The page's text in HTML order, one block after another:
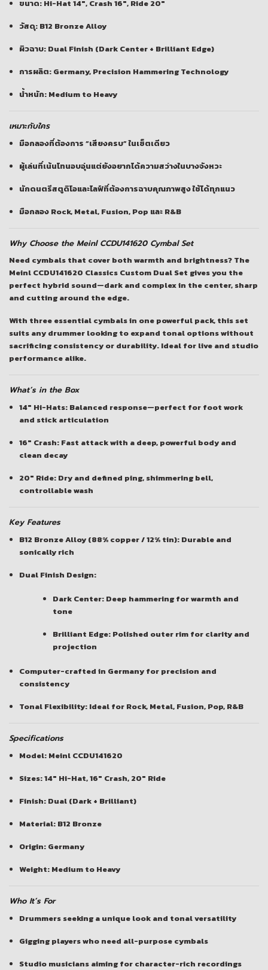
ขนาด: Hi-Hat 14″, Crash 16″, Ride 20″
วัสดุ: B12 Bronze Alloy
ผิวฉาบ: Dual Finish (Dark Center + Brilliant Edge)
การผลิต: Germany, Precision Hammering Technology
น้ำหนัก: Medium to Heavy
เหมาะกับใคร
มือกลองที่ต้องการ “เสียงครบ” ในเซ็ตเดียว
ผู้เล่นที่เน้นโทนอบอุ่นแต่ยังอยากได้ความสว่างในบางจังหวะ
นักดนตรีสตูดิโอและไลฟ์ที่ต้องการฉาบคุณภาพสูง ใช้ได้ทุกแนว
มือกลอง Rock, Metal, Fusion, Pop และ R&B
Why Choose the Meinl CCDU141620 Cymbal Set
Need cymbals that cover both warmth and brightness? The
Meinl CCDU141620 Classics Custom Dual Set gives you the
perfect hybrid sound—dark and complex in the center, sharp
and cutting around the edge.
With three essential cymbals in one powerful pack, this set
suits any drummer looking to expand tonal options without
sacrificing consistency or durability. Ideal for live and studio
performance alike.
What’s in the Box
14″ Hi-Hats: Balanced response—perfect for foot work
and stick articulation
16″ Crash: Fast attack with a deep, powerful body and
clean decay
20″ Ride: Dry and defined ping, shimmering bell,
controllable wash
Key Features
B12 Bronze Alloy (88% copper / 12% tin): Durable and
sonically rich
Dual Finish Design:
Dark Center: Deep hammering for warmth and
tone
Brilliant Edge: Polished outer rim for clarity and
projection
Computer-crafted in Germany for precision and
consistency
Tonal Flexibility: Ideal for Rock, Metal, Fusion, Pop, R&B
Specifications
Model: Meinl CCDU141620
Sizes: 14″ Hi-Hat, 16″ Crash, 20″ Ride
Finish: Dual (Dark + Brilliant)
Material: B12 Bronze
Origin: Germany
Weight: Medium to Heavy
Who It’s For
Drummers seeking a unique look and tonal versatility
Gigging players who need all-purpose cymbals
Studio musicians aiming for character-rich recordings